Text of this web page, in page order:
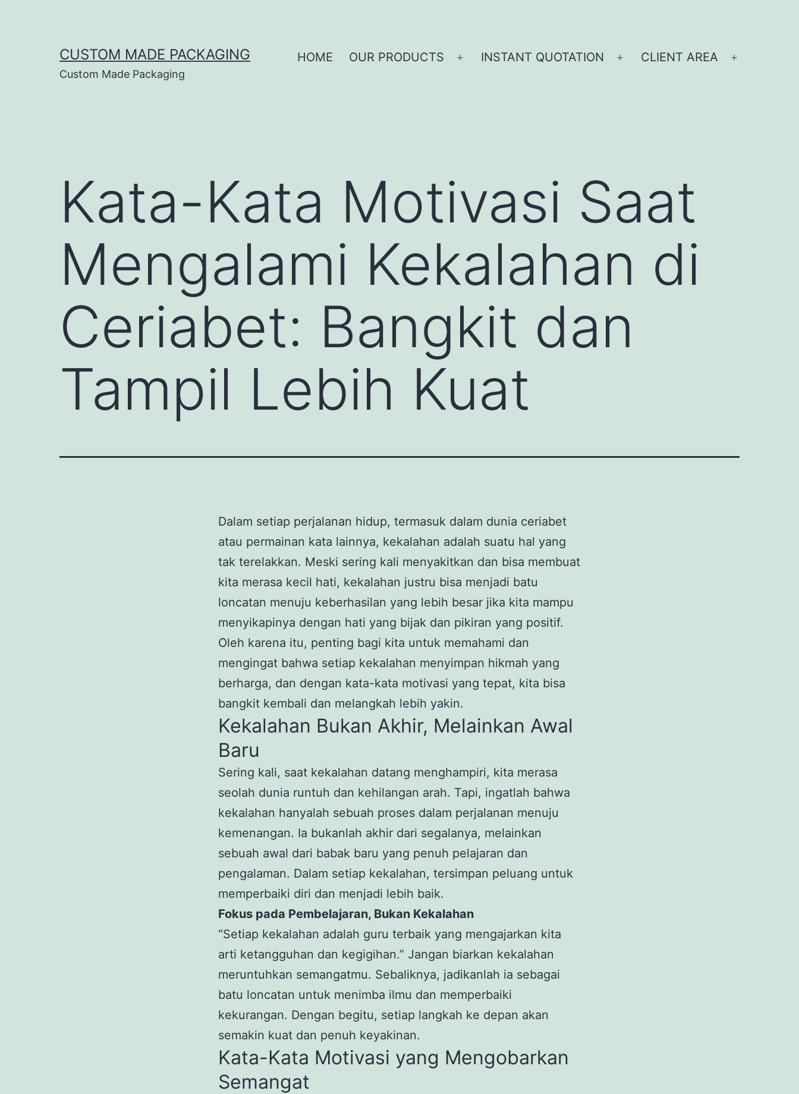
CUSTOM MADE PACKAGING
Custom Made Packaging
HOME OUR PRODUCTS INSTANT QUOTATION CLIENT AREA
Kata-Kata Motivasi Saat
Mengalami Kekalahan di
Ceriabet: Bangkit dan
Tampil Lebih Kuat
Dalam setiap perjalanan hidup, termasuk dalam dunia ceriabet
atau permainan kata lainnya, kekalahan adalah suatu hal yang
tak terelakkan. Meski sering kali menyakitkan dan bisa membuat
kita merasa kecil hati, kekalahan justru bisa menjadi batu
loncatan menuju keberhasilan yang lebih besar jika kita mampu
menyikapinya dengan hati yang bijak dan pikiran yang positif.
Oleh karena itu, penting bagi kita untuk memahami dan
mengingat bahwa setiap kekalahan menyimpan hikmah yang
berharga, dan dengan kata-kata motivasi yang tepat, kita bisa
bangkit kembali dan melangkah lebih yakin.
Kekalahan Bukan Akhir, Melainkan Awal
Baru
Sering kali, saat kekalahan datang menghampiri, kita merasa
seolah dunia runtuh dan kehilangan arah. Tapi, ingatlah bahwa
kekalahan hanyalah sebuah proses dalam perjalanan menuju
kemenangan. Ia bukanlah akhir dari segalanya, melainkan
sebuah awal dari babak baru yang penuh pelajaran dan
pengalaman. Dalam setiap kekalahan, tersimpan peluang untuk
memperbaiki diri dan menjadi lebih baik.
Fokus pada Pembelajaran, Bukan Kekalahan
“Setiap kekalahan adalah guru terbaik yang mengajarkan kita
arti ketangguhan dan kegigihan.” Jangan biarkan kekalahan
meruntuhkan semangatmu. Sebaliknya, jadikanlah ia sebagai
batu loncatan untuk menimba ilmu dan memperbaiki
kekurangan. Dengan begitu, setiap langkah ke depan akan
semakin kuat dan penuh keyakinan.
Kata-Kata Motivasi yang Mengobarkan
Semangat